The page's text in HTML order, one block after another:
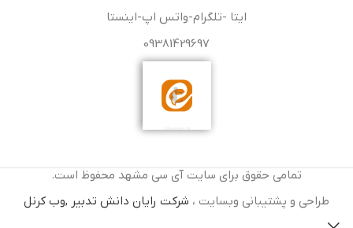
ایتا -تلگرام-واتس اپ-اینستا
09381429697
تمامی حقوق برای سایت آی سی مشهد محفوظ است.
طراحی و پشتیبانی وبسایت ، شرکت رایان دانش تدبیر ,وب کرنل